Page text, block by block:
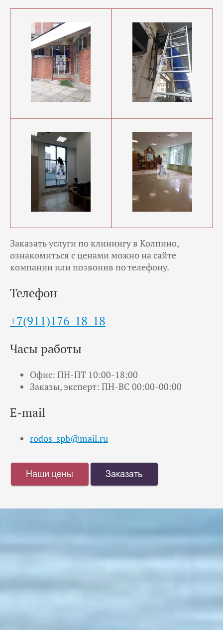
Заказать услуги по клинингу в Колпино,
ознакомиться с ценами можно на сайте
компании или позвонив по телефону.
Телефон
+7(911)176-18-18
Часы работы
Офис: ПН-ПТ 10:00-18:00
Заказы, эксперт: ПН-ВС 00:00-00:00
E-mail
rodos-spb@mail.ru